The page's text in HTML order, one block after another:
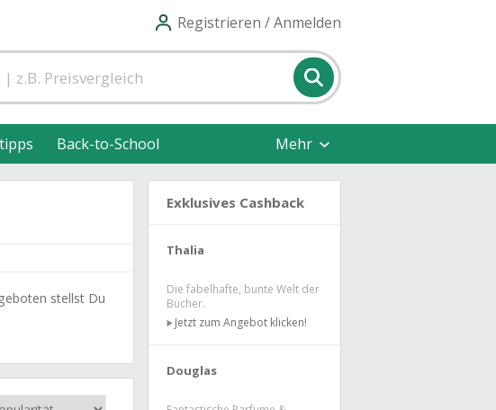
Registrieren / Anmelden
Back-to-School Mehr
stellst Du
Exklusives Cashback
Thalia
Die fabelhafte, bunte Welt der
Bücher.
Jetzt zum Angebot klicken!
Douglas